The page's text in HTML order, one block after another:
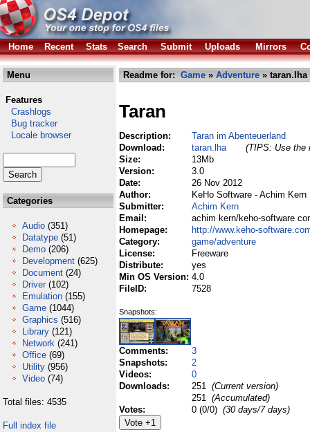
Home Recent Stats Search Submit Uploads Mirrors
Menu
Features
Crashlogs
Bug tracker
Locale browser
Categories
Audio (351)
Datatype (51)
Demo (206)
Development (625)
Document (24)
Driver (102)
Emulation (155)
Game (1044)
Graphics (516)
Library (121)
Network (241)
Office (69)
Utility (956)
Video (74)
Total files: 4535
Full index file
Readme for: Game » Adventure » taran.lha
Taran
Description:
Taran im Abenteuerland
Download:
taran.lha
(TIPS: Use the
Size:
13Mb
Version:
3.0
Date:
26 Nov 2012
Author:
KeHo Software - Achim Kern
Submitter:
Achim Kern
Email:
achim kern/keho-software
Homepage:
http://www.keho-
Category:
game/adventure
License:
Freeware
Distribute:
yes
Min OS Version: 4.0
FileID:
7528
Snapshots:
Comments:
3
Snapshots:
2
Videos:
0
Downloads:
251 (Current version)
251 (Accumulated)
Votes:
0 (0/0) (30 days/7 days)